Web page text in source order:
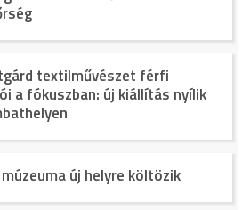
textilművészet férfi
a fókuszban: új kiállítás nyílik
új helyre költözik